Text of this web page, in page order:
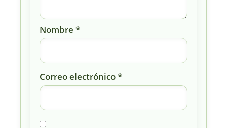
Nombre *
Correo electrónico*